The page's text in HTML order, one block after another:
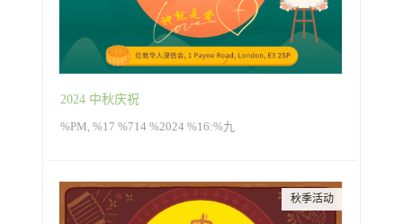
2024 中秋庆祝
%PM, %17 %714 %2024 %16:%九
秋季活动